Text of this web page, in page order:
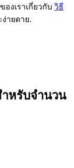
งเราเกี่ยวกับ วิธี
ายดาย.
ำหรับจำนวน